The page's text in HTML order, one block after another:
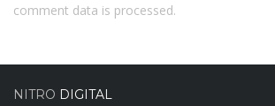
comment data is processed.
NITRO DIGITAL